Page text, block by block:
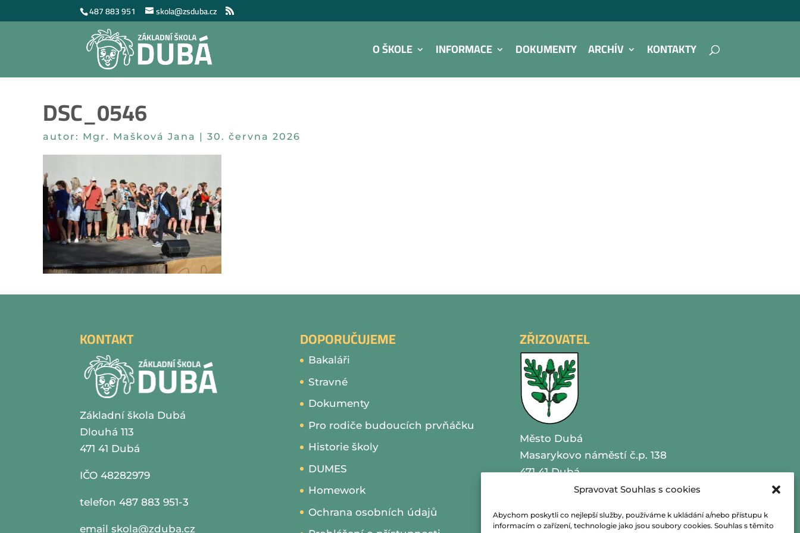
Spravovat Souhlas s cookies
Abychom poskytli co nejlepší služby, používáme k ukládání a/nebo přístupu k
informacím o zařízení, technologie jako jsou soubory cookies. Souhlas s těmito
487 883 951 skola@zsduba.cz
O ŠKOLE INFORMACE DOKUMENTY ARCHÍV KONTAKTY
DSC_0546
autor: Mgr. Mašková Jana | 30. června 2026
KONTAKT
Základní škola Dubá
Dlouhá 113
471 41 Dubá
IČO 48282979
telefon 487 883 951-3
emailskola@zduba.cz
DOPORUČUJEME
Bakaláři
Stravné
Dokumenty
Pro rodiče budoucích prvňáčku
Historie školy
DUMES
Homework
Ochrana osobních údajů
ZŘIZOVATEL
Město Dubá
Masarykovo náměstí č.p. 138
471 41 Dubá
IČO 00260479
telefon 487 870 201